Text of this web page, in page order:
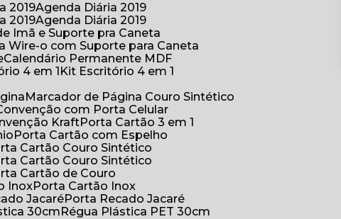
2019
Agenda Diária 2019
2019
Agenda Diária 2019
Imã e Suporte pra Caneta
Wire-o com Suporte para Caneta
Calendário Permanente MDF
4 em 1
Kit Escritório 4 em 1
Marcador de Página Couro Sintético
com Porta Celular
Kraft
Porta Cartão 3 em 1
Porta Cartão com Espelho
Cartão Couro Sintético
Cartão Couro Sintético
Cartão de Couro
Inox
Porta Cartão Inox
Jacaré
Porta Recado Jacaré
30cm
Régua Plástica PET 30cm